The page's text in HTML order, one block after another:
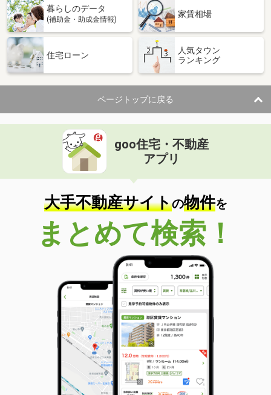
暮らしのデータ
(補助金・助成金情報)
家賃相場
住宅ローン
人気タウン
ランキング
ページトップに戻る
goo住宅・不動産
アプリ
大手不動産サイトの物件を
まとめて検索！